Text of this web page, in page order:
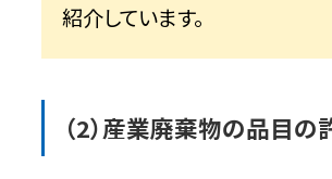
紹介しています。
（2）産業廃棄物の品目の